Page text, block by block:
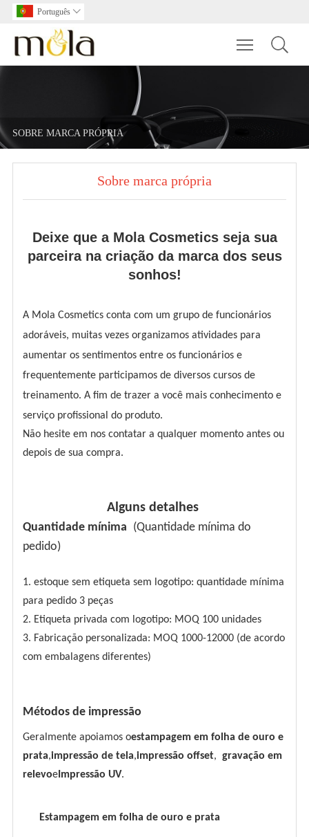
Português 
Toggle
SOBRE MARCA PRÓPRIA
Sobre marca própria
Deixe que a Mola Cosmetics seja sua
parceira na criação da marca dos seus
sonhos!
A Mola Cosmetics conta com um grupo de funcionários
adoráveis, muitas vezes organizamos atividades para
aumentar os sentimentos entre os funcionários e
frequentemente participamos de diversos cursos de
treinamento. A fim de trazer a você mais conhecimento e
serviço profissional do produto.
Não hesite em nos contatar a qualquer momento antes ou
depois de sua compra.
Alguns detalhes
Quantidade mínima (Quantidade mínima do
pedido)
1. estoque sem etiqueta sem logotipo: quantidade mínima
para pedido 3 peças
2. Etiqueta privada com logotipo: MOQ 100 unidades
3. Fabricação personalizada: MOQ 1000-12000 (de acordo
com embalagens diferentes)
Métodos de impressão
Geralmente apoiamos oestampagem em folha de ouro e
prata,impressão de tela,impressão offset, gravação em
relevoeImpressão UV.
Estampagem em folha de ouro e prata